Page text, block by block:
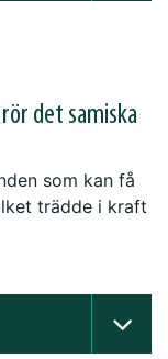
det samiska
som kan få
trädde i kraft